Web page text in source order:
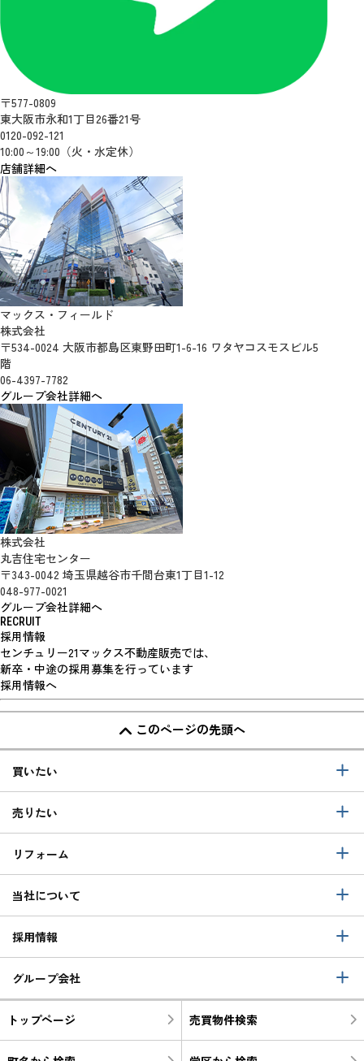
〒577-0809
東大阪市永和1丁目26番21号
0120-092-121
10:00～19:00（火・水定休）
店舗詳細へ
マックス・フィールド
株式会社
〒534-0024 大阪市都島区東野田町1-6-16 ワタヤコスモスビル5
階
06-4397-7782
グループ会社詳細へ
株式会社
丸吉住宅センター
〒343-0042 埼玉県越谷市千間台東1丁目1-12
048-977-0021
グループ会社詳細へ
RECRUIT
採用情報
センチュリー21マックス不動産販売では、
新卒・中途の採用募集を行っています
採用情報へ
このページの先頭へ
買いたい
売りたい
リフォーム
当社について
採用情報
グループ会社
トップページ 売買物件検索